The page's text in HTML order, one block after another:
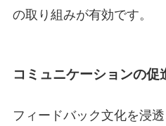
の取り組みが有効です。
コミュニケーションの促
フィードバック文化を浸